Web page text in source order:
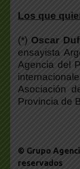
Los que
(*) Oscar
ensayista
Agencia del
Asociación
Provincia de
© Grupo
reservados